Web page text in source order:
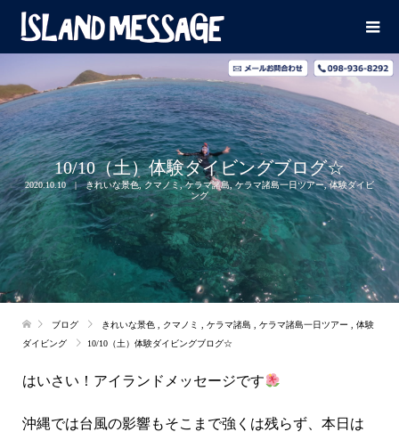
10/10（土）体験ダイビングブログ☆
2020.10.10 きれいな景色 クマノミ,ケラマ諸島 ケラマ諸島一日ツアー,体験ダイビ
ング
ブログ きれいな景色 クマノミ ケラマ諸島 ケラマ諸島一日ツアー
体験
ダイビング
10/10（土）体験ダイビングブログ☆
はいさい！アイランドメッセージです
沖縄では台風の影響もそこまで強くは残らず、本日は